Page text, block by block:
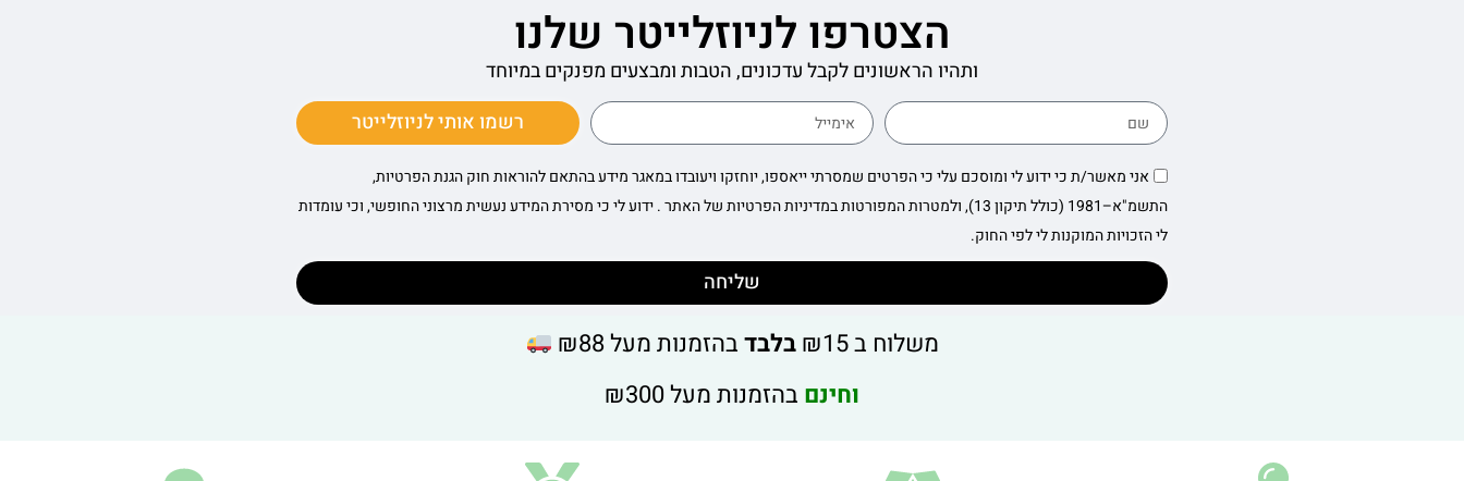
הצטרפו לניוזלייטר שלנו
ותהיו הראשונים לקבל עדכונים, הטבות ומבצעים מפנקים במיוחד
רשמו אותי לניוזלייטר
אני מאשר/ת כי ידוע לי ומוסכם עלי כי הפרטים שמסרתי ייאספו, יוחזקו ויעובדו במאגר מידע בהתאם להוראות חוק הגנת הפרטיות,
התשמ"א–1981 (כולל תיקון 13), ולמטרות המפורטות במדיניות הפרטיות של האתר . ידוע לי כי מסירת המידע נעשית מרצוני החופשי, וכי עומדות
לי הזכויות המוקנות לי לפי החוק.
שליחה
משלוח ב ₪15 בלבדבהזמנות מעל ₪88
וחינם בהזמנות מעל ₪300